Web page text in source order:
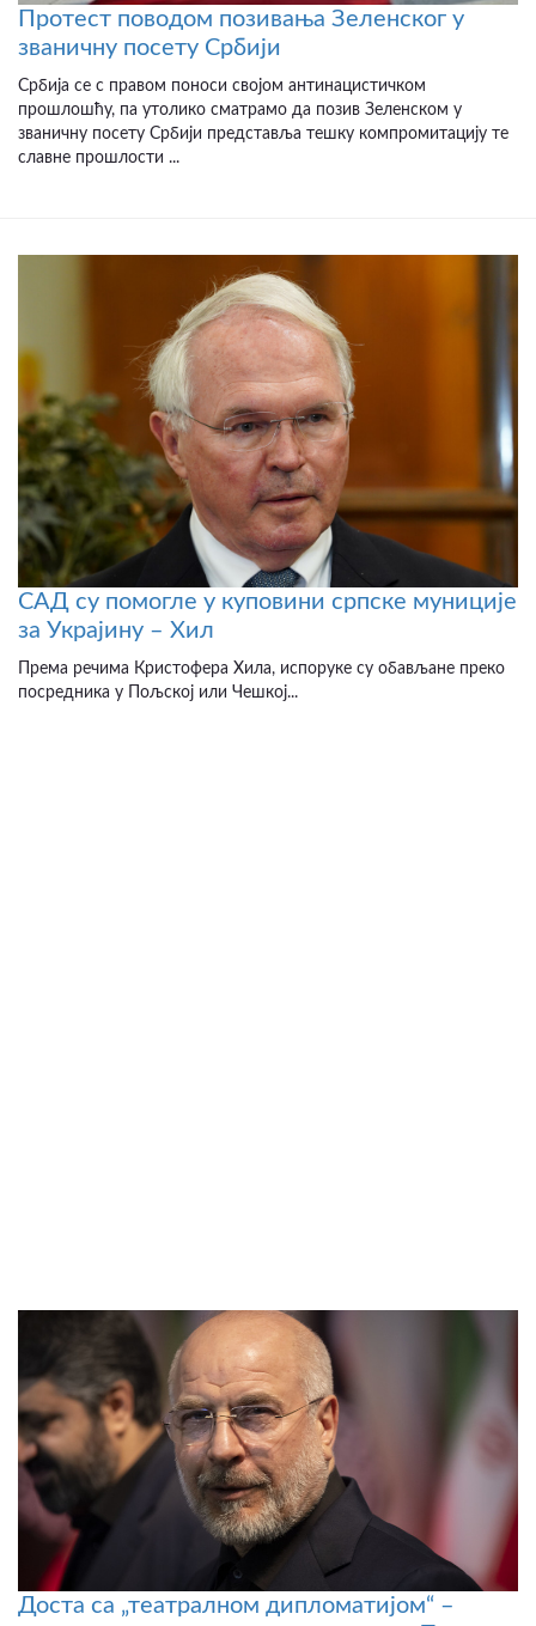
Протест поводом позивања Зеленског у
званичну посету Србији
Србија се с правом поноси својом антинацистичком
прошлошћу, па утолико сматрамо да позив Зеленском у
званичну посету Србији представља тешку компромитацију те
славне прошлости ...
САД су помогле у куповини српске муниције
за Украјину – Хил
Према речима Кристофера Хила, испоруке су обављане преко
посредника у Пољској или Чешкој...
Доста са „театралном дипломатијом“ –